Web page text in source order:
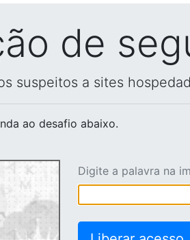
de
suspeitos a sites
ao desafio abaixo.
Digite a palavra na